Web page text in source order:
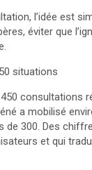
l’idée est
éviter que
situations
consultations
a mobilisé
de 300. Des
et qui